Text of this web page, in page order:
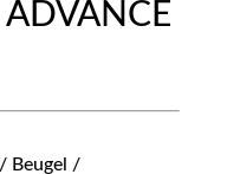
Beugel /